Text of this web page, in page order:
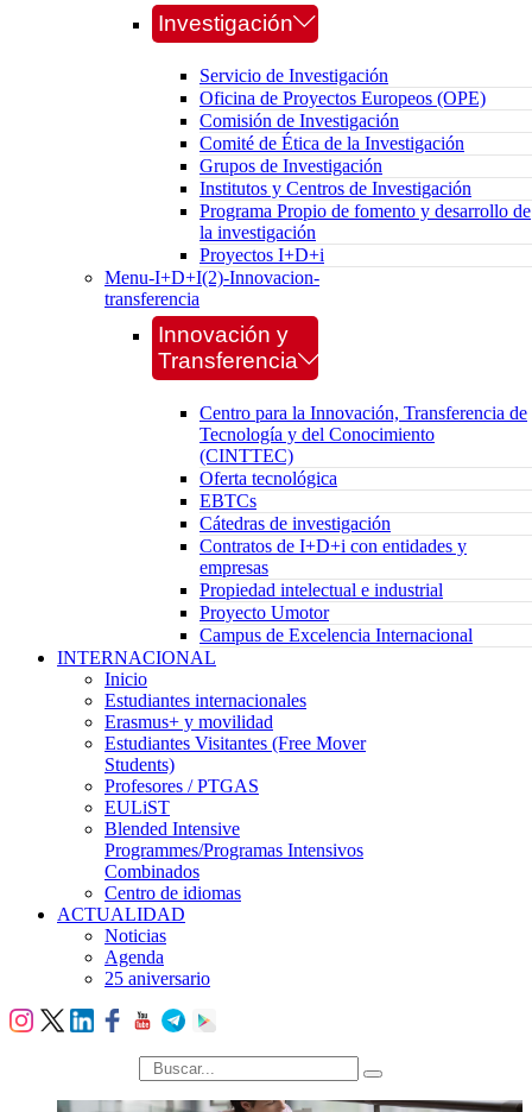
Investigación
Servicio de Investigación
Oficina de Proyectos Europeos (OPE)
Comisión de Investigación
Comité de Ética de la Investigación
Grupos de Investigación
Institutos y Centros de Investigación
Programa Propio de fomento y desarrollo de
la investigación
Proyectos I+D+i
Menu-I+D+I(2)-Innovacion-
transferencia
Innovación y
Transferencia
Centro para la Innovación, Transferencia de
Tecnología y del Conocimiento
(CINTTEC)
Oferta tecnológica
EBTCs
Cátedras de investigación
Contratos de I+D+i con entidades y
empresas
Propiedad intelectual e industrial
Proyecto Umotor
Campus de Excelencia Internacional
INTERNACIONAL
Inicio
Estudiantes internacionales
Erasmus+ y movilidad
Estudiantes Visitantes (Free Mover
Students)
Profesores / PTGAS
EULiST
Blended Intensive
Programmes/Programas Intensivos
Combinados
Centro de idiomas
ACTUALIDAD
Noticias
Agenda
25 aniversario
búsqueda